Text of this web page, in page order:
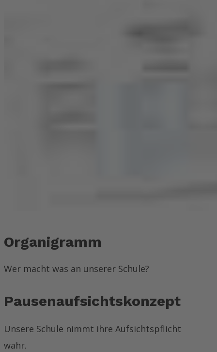
Organigramm
Wer macht was an unserer Schule?
Pausenaufsichtskonzept
Unsere Schule nimmt ihre Aufsichtspflicht
wahr.